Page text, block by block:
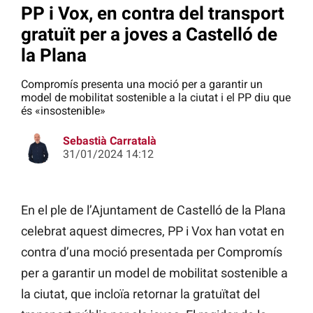
PP i Vox, en contra del transport
gratuït per a joves a Castelló de
la Plana
Compromís presenta una moció per a garantir un
model de mobilitat sostenible a la ciutat i el PP diu que
és «insostenible»
Sebastià Carratalà
31/01/2024 14:12
En el ple de l’Ajuntament de Castelló de la Plana
celebrat aquest dimecres, PP i Vox han votat en
contra d’una moció presentada per Compromís
per a garantir un model de mobilitat sostenible a
la ciutat, que incloïa retornar la gratuïtat del